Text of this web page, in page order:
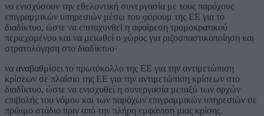
να ενισχύσουν την εθελοντική συνεργασία με τους παρόχους
επιγραμμικών υπηρεσιών μέσω του φόρουμ της ΕΕ για το
διαδίκτυο, ώστε να επιταχυνθεί η αφαίρεση τρομοκρατικού
περιεχομένου και να μειωθεί ο χώρος για ριζοσπαστικοποίηση και
στρατολόγηση στο διαδίκτυο·
να αναβαθμίσει το πρωτόκολλο της ΕΕ για την αντιμετώπιση
κρίσεων σε πλαίσιο της ΕΕ για την αντιμετώπιση κρίσεων στο
διαδίκτυο, ώστε να ενισχυθεί η συνεργασία μεταξύ των αρχών
επιβολής του νόμου και των παρόχων επιγραμμικών υπηρεσιών σε
πρώιμο στάδιο πριν από την πλήρη εμφάνιση μιας κρίσης.